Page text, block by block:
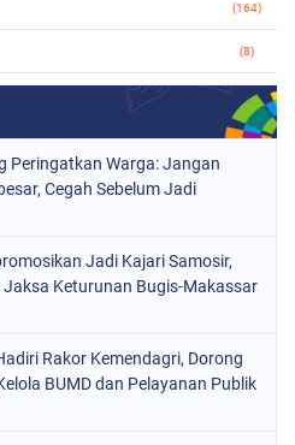
(164)
(8)
(112)
(966)
(1979)
Peringatkan Warga: Jangan
Cegah Sebelum Jadi
Jadi Kajari Samosir,
Jaksa Keturunan Bugis-Makassar
Rakor Kemendagri, Dorong
BUMD dan Pelayanan Publik